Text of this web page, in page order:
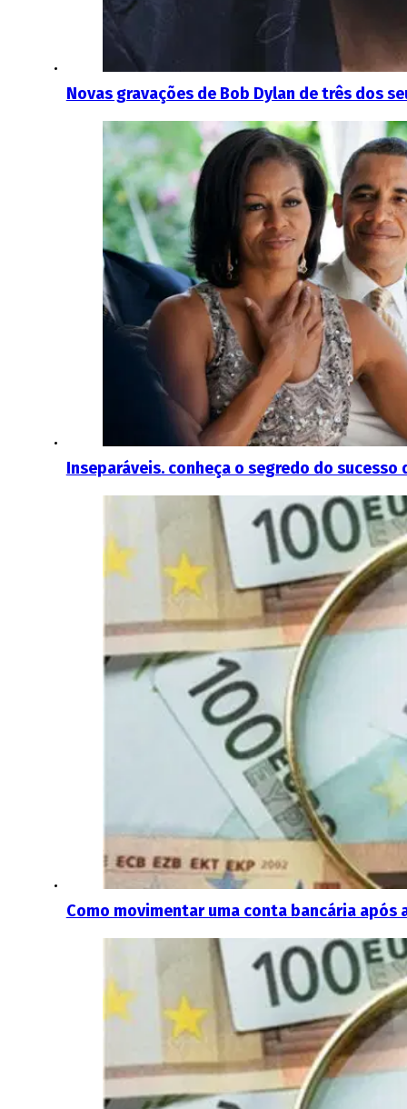
Novas gravações de Bob Dylan de três dos
Inseparáveis. conheça o segredo do
Como movimentar uma conta bancária após